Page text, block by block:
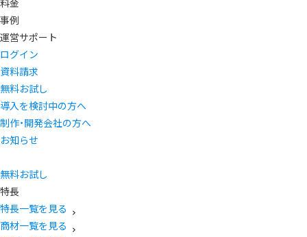
料金
事例
運営サポート
ログイン
資料請求
無料お試し
導入を検討中の方へ
制作・開発会社の方へ
お知らせ
無料お試し
特長
特長一覧を見る
商材一覧を見る